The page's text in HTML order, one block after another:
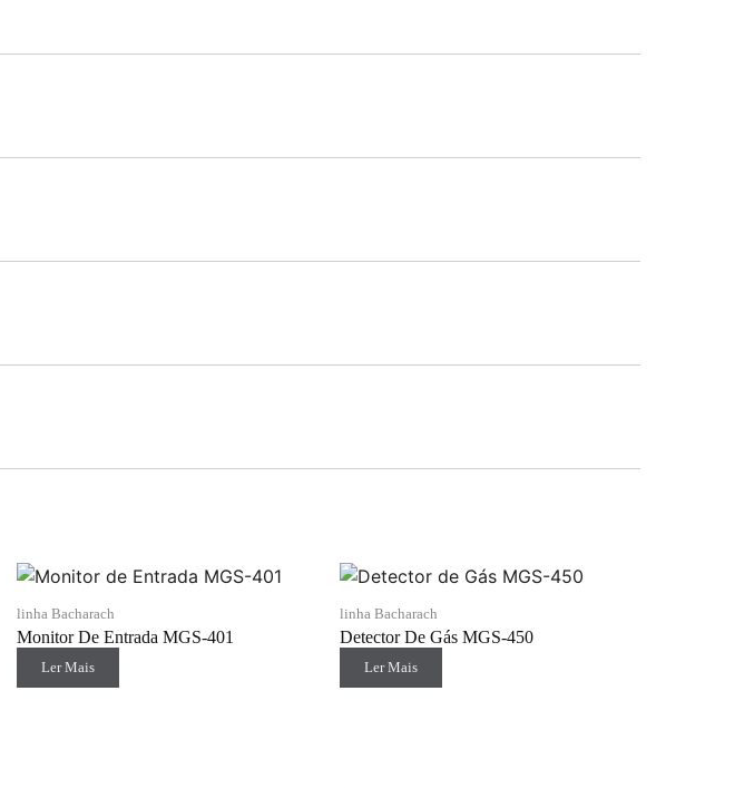
linha Bacharach
Monitor De Entrada MGS-401
Ler Mais
linha Bacharach
Detector De Gás MGS-450
Ler Mais